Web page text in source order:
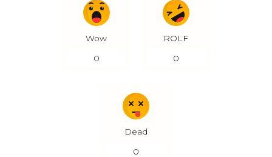
Wow
0
ROLF
0
Dead
0